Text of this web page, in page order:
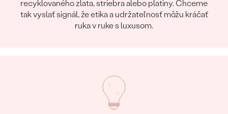
recyklovaného zlata, striebra alebo platiny. Chceme
tak vyslať signál, že etika a udržateľnosť môžu kráčať
ruka v ruke s luxusom.